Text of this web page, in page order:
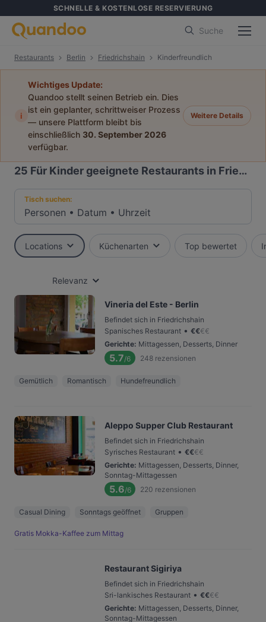
SCHNELLE & KOSTENLOSE RESERVIERUNG
Suche
Restaurants Berlin Friedrichshain Kinderfreundlich
i
Wichtiges Update:
Quandoo stellt seinen Betrieb ein. Dies
ist ein geplanter, schrittweiser Prozess
— unsere Plattform bleibt bis
einschließlich 30. September 2026
verfügbar.
Weitere Details
25 Für Kinder geeignete Restaurants in Friedrichshain, Berlin
Tisch suchen:
Personen • Datum • Uhrzeit
Locations Küchenarten Top bewertet
Relevanz
Vineria del Este - Berlin
Befindet sich in Friedrichshain
Spanisches Restaurant • €€€€
Gerichte: Mittagessen, Desserts, Dinner
5.7/6 248 rezensionen
Gemütlich Romantisch Hundefreundlich
Aleppo Supper Club Restaurant
Befindet sich in Friedrichshain
Syrisches Restaurant • €€€€
Gerichte: Mittagessen, Desserts, Dinner,
Sonntag-Mittagessen
5.6/6 220 rezensionen
Casual Dining Sonntags geöffnet Gruppen
Gratis Mokka-Kaffee zum Mittag
Restaurant Sigiriya
Befindet sich in Friedrichshain
Sri-lan­kisches Restaurant • €€€€
Gerichte: Mittagessen, Desserts, Dinner,
Sonntag-Mittagessen